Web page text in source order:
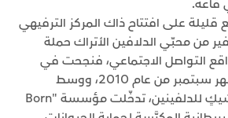
قاعه.
على افتتاح ذاك المركز الترفيهي
من محبّي الدلافين الأتراك حملة
التواصل الاجتماعي، فنجحت في
إغلاقه. وفي بداية شهر سبتمبر من عام 2010، ووسط
مخاوف من نفوق وشيكٍ للدلفينين، تدخّلت مؤسسة "Born